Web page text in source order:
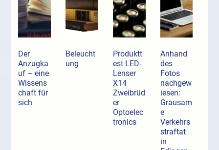
Der
Anzugka
uf ­– eine
Wissens
chaft für
sich
Beleucht
ung
Produktt
est LED-
Lenser
X14
Zweibrüd
er
Optoelec
tronics
Anhand
des
Fotos
nachgew
iesen:
Grausam
e
Verkehrs
straftat
in